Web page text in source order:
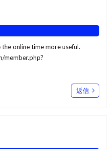
online time more useful.
member.php?
返信